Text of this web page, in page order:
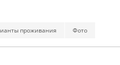
проживания Фото